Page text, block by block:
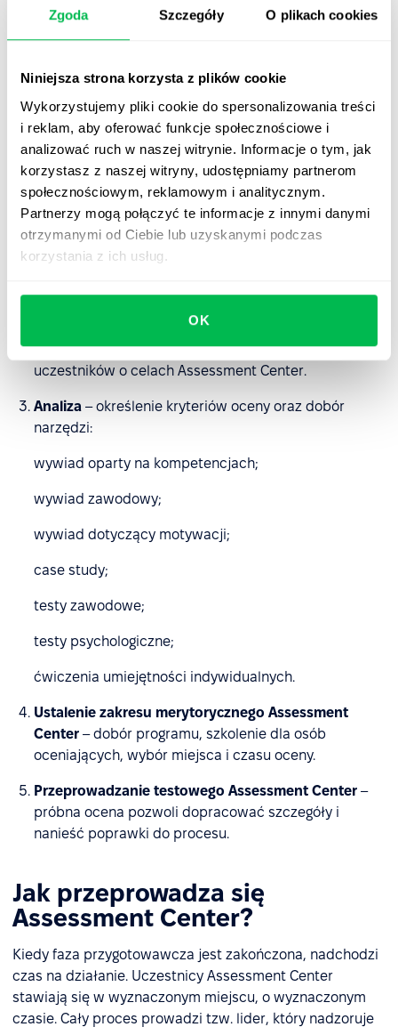
Zgoda Szczegóły O plikach cookies
Niniejsza strona korzysta z plików cookie
Wykorzystujemy pliki cookie do spersonalizowania treści
i reklam, aby oferować funkcje społecznościowe i
analizować ruch w naszej witrynie. Informacje o tym, jak
korzystasz z naszej witryny, udostępniamy partnerom
społecznościowym, reklamowym i analitycznym.
Partnerzy mogą połączyć te informacje z innymi danymi
otrzymanymi od Ciebie lub uzyskanymi podczas
korzystania z ich usług.
OK
samodzielnie lub z zewnętrznymi ekspertami.
Assessment center: jak zacząć
Assessment Center to proces czasochłonny i
wymagający dużych zasobów. Wdrożenie technologii w
Twojej firmie zajmie około 4 miesięcy i będzie się składać
z następujących etapów:
Zdefiniowanie zadań assessment center
samego początku musisz zrozumieć, w jakim celu
rozwoju pracowników itp.
Stworzenie memo (wiadomości)
dokumentu, w którym poinformujesz wszystkich
uczestników o celach Assessment Center.
Analiza – określenie kryteriów oceny oraz dobór
narzędzi:
wywiad oparty na kompetencjach;
wywiad zawodowy;
wywiad dotyczący motywacji;
case study;
testy zawodowe;
testy psychologiczne;
ćwiczenia umiejętności indywidualnych.
Ustalenie zakresu merytorycznego Assessment
Center – dobór programu, szkolenie dla osób
oceniających, wybór miejsca i czasu oceny.
Przeprowadzanie testowego Assessment Center –
próbna ocena pozwoli dopracować szczegóły i
nanieść poprawki do procesu.
Jak przeprowadza się
Assessment Center?
Kiedy faza przygotowawcza jest zakończona, nadchodzi
czas na działanie. Uczestnicy Assessment Center
stawiają się w wyznaczonym miejscu, o wyznaczonym
czasie. Cały proces prowadzi tzw. lider, który nadzoruje